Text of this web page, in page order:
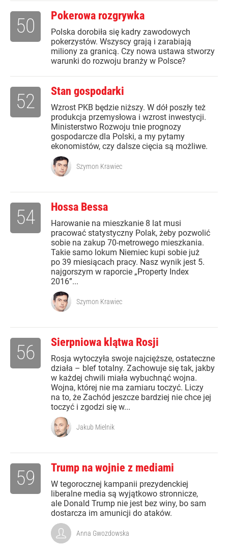
Pokerowa rozgrywka
Polska dorobiła się kadry zawodowych
pokerzystów. Wszyscy grają i zarabiają
miliony za granicą. Czy nowa ustawa stworzy
warunki do rozwoju branży w Polsce?
50
Stan gospodarki
Wzrost PKB będzie niższy. W dół poszły też
produkcja przemysłowa i wzrost inwestycji.
Ministerstwo Rozwoju tnie prognozy
gospodarcze dla Polski, a my pytamy
ekonomistów, czy dalsze cięcia są możliwe.
52
Szymon Krawiec
Hossa Bessa
Harowanie na mieszkanie 8 lat musi
pracować statystyczny Polak, żeby pozwolić
sobie na zakup 70-metrowego mieszkania.
Takie samo lokum Niemiec kupi sobie już
po 39 miesiącach pracy. Nasz wynik jest 5.
najgorszym w raporcie „Property Index
2016”...
54
Szymon Krawiec
Sierpniowa klątwa Rosji
Rosja wytoczyła swoje najcięższe, ostateczne
działa – blef totalny. Zachowuje się tak, jakby
w każdej chwili miała wybuchnąć wojna.
Wojna, której nie ma zamiaru toczyć. Liczy
na to, że Zachód jeszcze bardziej nie chce jej
toczyć i zgodzi się w...
56
Jakub Mielnik
Trump na wojnie z mediami
W tegorocznej kampanii prezydenckiej
liberalne media są wyjątkowo stronnicze,
ale Donald Trump nie jest bez winy, bo sam
dostarcza im amunicji do ataków.
59
Anna Gwozdowska